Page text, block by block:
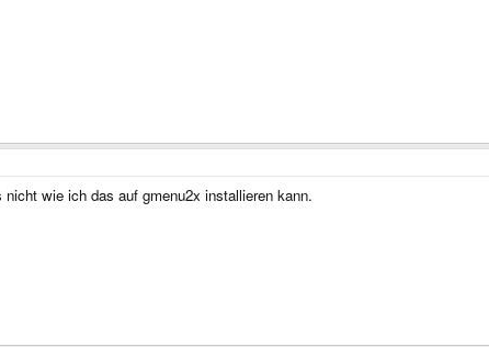
wie ich das auf gmenu2x installieren kann.